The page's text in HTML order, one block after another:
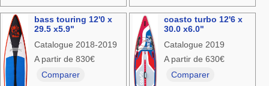
bass touring 12'0 x
29.5 x5.9"
Catalogue 2018-2019
A partir de 830€
Comparer
coasto turbo 12'6 x
30.0 x6.0"
Catalogue 2019
A partir de 630€
Comparer